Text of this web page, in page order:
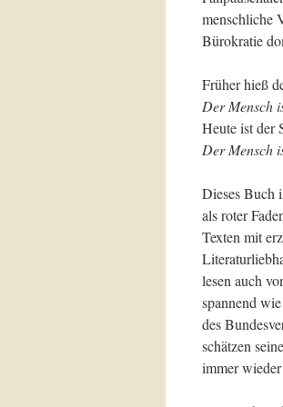
menschliche
Bürokratie
Früher hieß
Der Mensch
Heute ist der
Der Mensch
Dieses Buch
als roter
Texten mit
lesen auch
spannend
des
schätzen
immer